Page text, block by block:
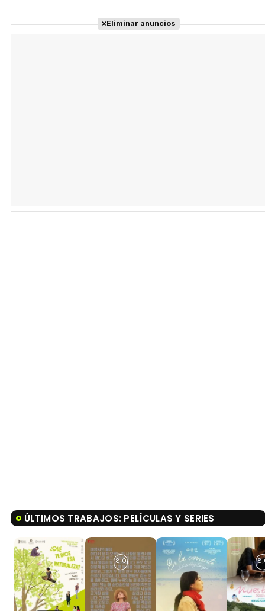
Eliminar anuncios
ÚLTIMOS TRABAJOS: PELÍCULAS Y SERIES
8,0